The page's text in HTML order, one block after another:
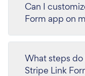
Can I
Form app on
What steps
Stripe Link